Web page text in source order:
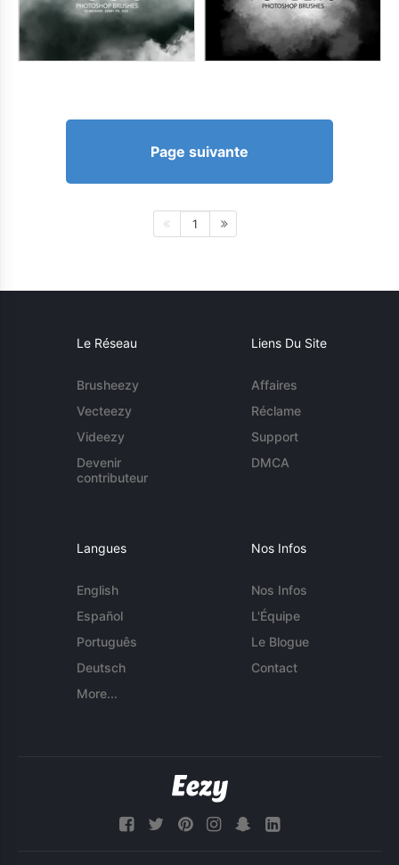
Page suivante
1
Le Réseau
Brusheezy
Vecteezy
Videezy
Devenir
contributeur
Liens Du Site
Affaires
Réclame
Support
DMCA
Langues
English
Español
Português
Deutsch
More...
Nos Infos
Nos Infos
L'Équipe
Le Blogue
Contact